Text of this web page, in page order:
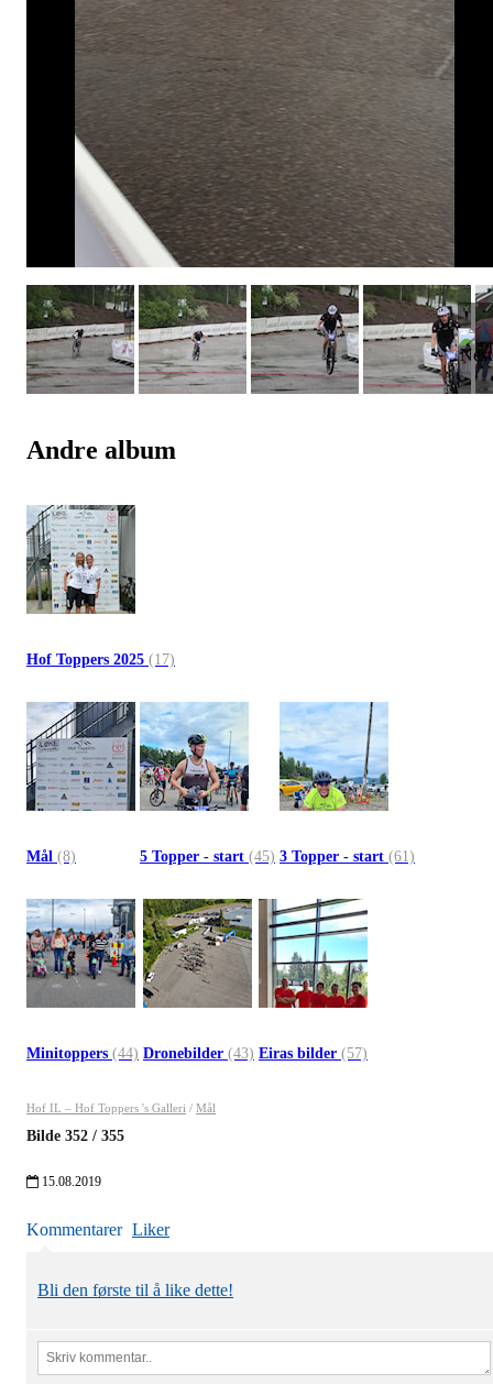
Andre album
Hof Toppers 2025 (17)
Mål (8) 5 Topper - start (45) 3 Topper - start (61)
Minitoppers (44) Dronebilder (43) Eiras bilder (57)
Hof IL – Hof Toppers 's Galleri / Mål
Bilde 352 / 355
15.08.2019
Kommentarer Liker
Bli den første til å like dette!